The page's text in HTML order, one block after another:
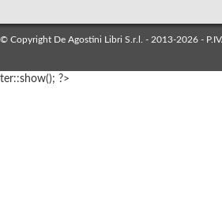
© Copyright De Agostini Libri S.r.l. - 2013-2026 -
ter::show(); ?>